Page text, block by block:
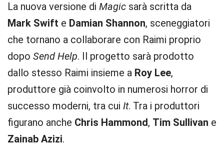
La nuova versione di Magic sarà scritta da
Mark Swift e Damian Shannon, sceneggiatori
che tornano a collaborare con Raimi proprio
dopo Send Help. Il progetto sarà prodotto
dallo stesso Raimi insieme a Roy Lee,
produttore già coinvolto in numerosi horror di
successo moderni, tra cui It. Tra i produttori
figurano anche Chris Hammond, Tim Sullivan e
Zainab Azizi.